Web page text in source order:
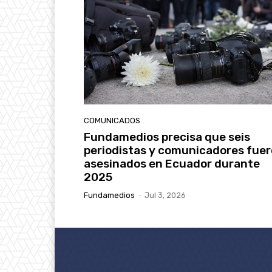
COMUNICADOS
Fundamedios precisa que seis
periodistas y comunicadores
asesinados en Ecuador durante
2025
Fundamedios - Jul 3, 2026